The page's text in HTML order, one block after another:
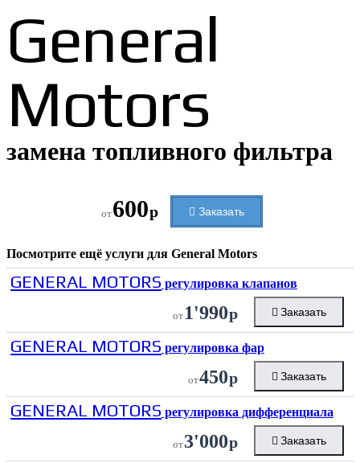
General
Motors
замена топливного фильтра
от600р Заказать
Посмотрите ещё услуги для General Motors
GENERAL MOTORS регулировка клапанов
от 1'990р Заказать
GENERAL MOTORS регулировка фар
от450р Заказать
GENERAL MOTORS регулировка дифференциала
от3'000р Заказать